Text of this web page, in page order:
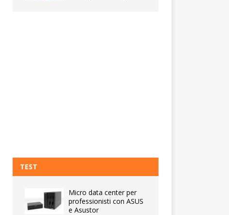
TEST
Micro data center per
professionisti con ASUS
e Asustor